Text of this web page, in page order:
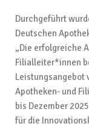
Durchgeführt
Deutschen
„Die erfolgreiche
Filialleiter*innen
Leistungsangebot
Apotheken- und
bis Dezember
für die